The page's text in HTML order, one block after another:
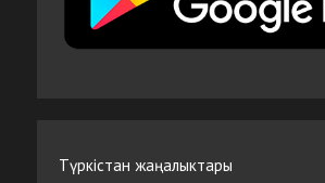
Түркістан жаңалыктары